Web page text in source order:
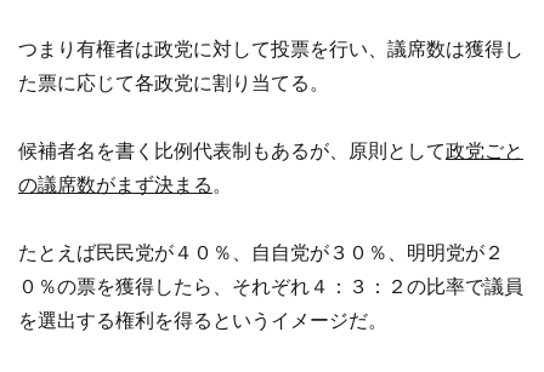
つまり有権者は政党に対して投票を行い、議席数は獲得し
た票に応じて各政党に割り当てる。
候補者名を書く比例代表制もあるが、原則として政党ごと
の議席数がまず決まる 。
たとえば民民党が４０％、自自党が３０％、明明党が２
０％の票を獲得したら、それぞれ４：３：２の比率で議員
を選出する権利を得るというイメージだ。